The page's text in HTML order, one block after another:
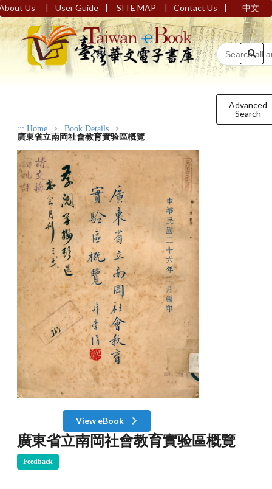
Us | User Guide | SITE MAP | Contact Us | 中文
Advanced
Search
::: Home
Book Details
廣東省立南岡社會教育實验區概覽
View eBook
廣東省立南岡社會教育實验區概覽
Feedback